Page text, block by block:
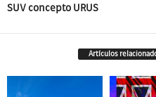
SUV concepto URUS
Artículos